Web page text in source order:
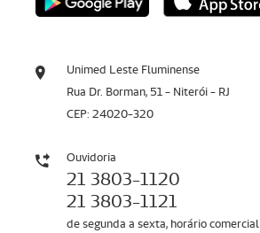
Unimed Leste Fluminense
Rua Dr. Borman, 51 - Niterói - RJ
CEP: 24020-320
Ouvidoria
21 3803-1120
21 3803-1121
de segunda a sexta, horário comercial